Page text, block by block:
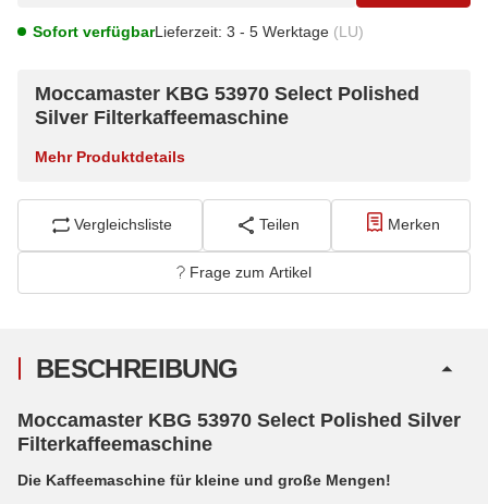
Sofort verfügbarLieferzeit: 3 - 5 Werktage (LU)
Moccamaster KBG 53970 Select Polished
Silver Filterkaffeemaschine
Mehr Produktdetails
Vergleichsliste Teilen Merken
Frage zum Artikel
BESCHREIBUNG
Moccamaster KBG 53970 Select Polished Silver
Filterkaffeemaschine
Die Kaffeemaschine für kleine und große Mengen!